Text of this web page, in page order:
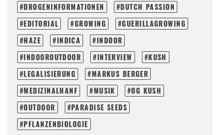
DROGENINFORMATIONEN
DUTCH PASSION
EDITORIAL
GROWING
GUERILLAGROWING
HAZE
INDICA
INDOOR
INDOOROUTDOOR
INTERVIEW
KUSH
LEGALISIERUNG
MARKUS BERGER
MEDIZINALHANF
MUSIK
OG KUSH
OUTDOOR
PARADISE SEEDS
PFLANZENBIOLOGIE